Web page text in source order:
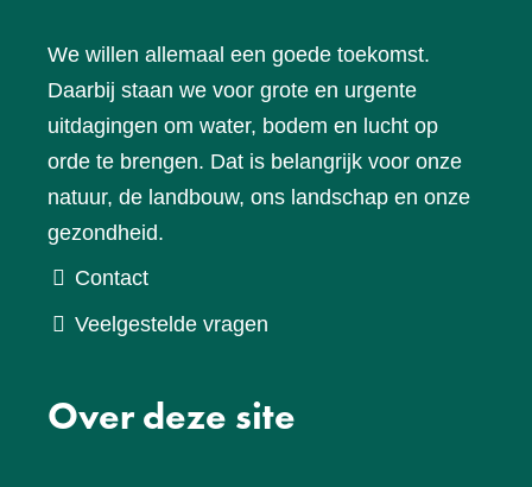
We willen allemaal een goede toekomst.
Daarbij staan we voor grote en urgente
uitdagingen om water, bodem en lucht op
orde te brengen. Dat is belangrijk voor onze
natuur, de landbouw, ons landschap en onze
gezondheid.
Contact
Veelgestelde vragen
Over deze site